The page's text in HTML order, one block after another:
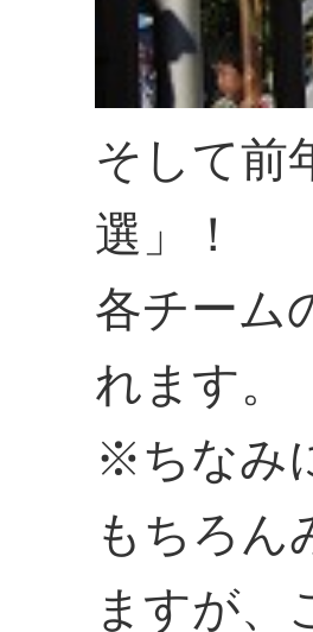
そして前
選」！
各チーム
れます。
※ちなみ
もちろん
ますが、